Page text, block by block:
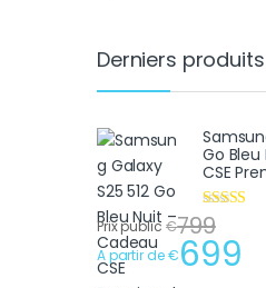
Derniers
Go
CSE
Note
sur 5
Prix public €799
A partir de €699